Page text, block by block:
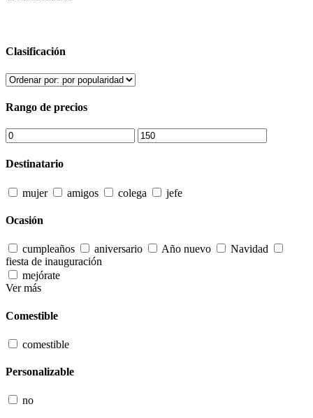
Clasificación
Rango de precios
Destinatario
mujer amigos colega jefe
Ocasión
cumpleaños aniversario Año nuevo
Navidad
fiesta de inauguración
mejórate
Ver más
Comestible
comestible
Personalizable
no